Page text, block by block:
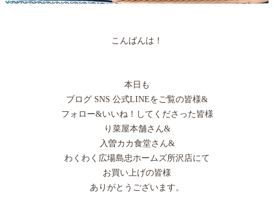
こんばんは！
本日も
ブログ SNS 公式LINEをご覧の皆様&
フォロー&いいね！してくださった皆様
り菜屋本舗さん&
入曽カカ食堂さん&
わくわく広場島忠ホームズ所沢店にて
お買い上げの皆様
ありがとうございます。